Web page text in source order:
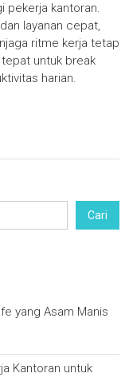
pekerja kantoran.
layanan cepat,
ritme kerja tetap
untuk break
harian.
Cari
yang Asam Manis
Kantoran untuk